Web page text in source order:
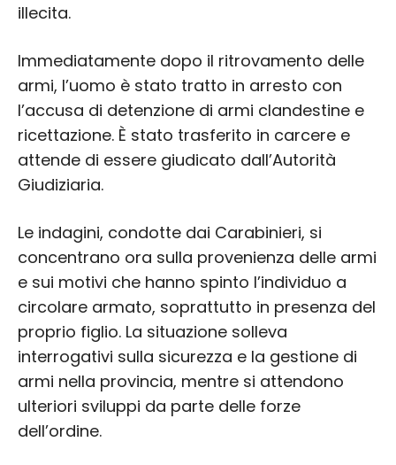
illecita.
Immediatamente dopo il ritrovamento delle
armi, l’uomo è stato tratto in arresto con
l’accusa di detenzione di armi clandestine e
ricettazione. È stato trasferito in carcere e
attende di essere giudicato dall’Autorità
Giudiziaria.
Le indagini, condotte dai Carabinieri, si
concentrano ora sulla provenienza delle armi
e sui motivi che hanno spinto l’individuo a
circolare armato, soprattutto in presenza del
proprio figlio. La situazione solleva
interrogativi sulla sicurezza e la gestione di
armi nella provincia, mentre si attendono
ulteriori sviluppi da parte delle forze
dell’ordine.